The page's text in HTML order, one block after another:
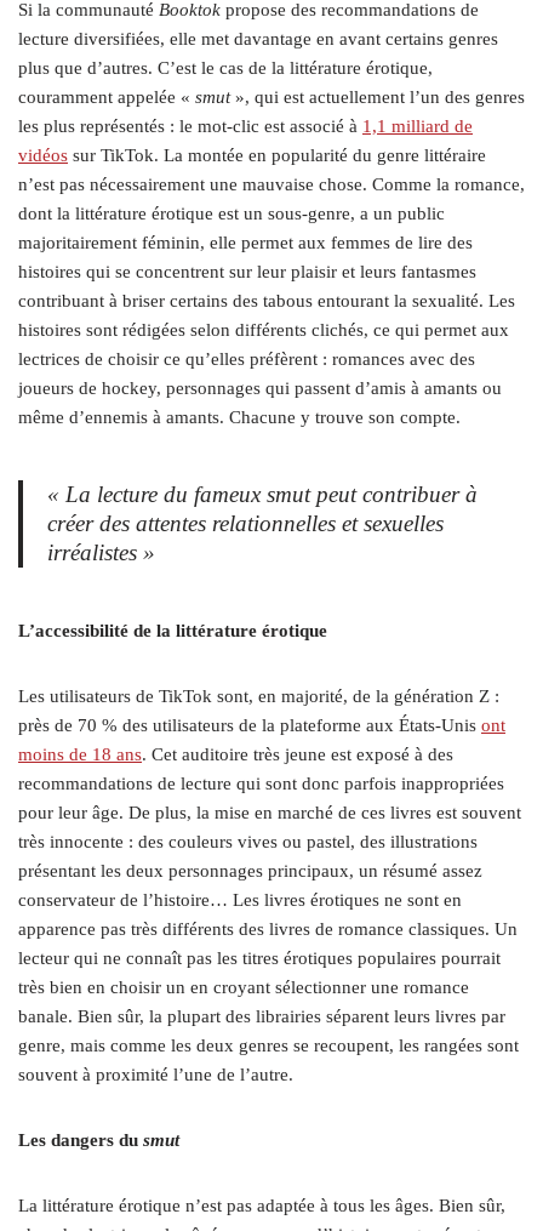
Si la communauté Booktok propose des recommandations de
lecture diversifiées, elle met davantage en avant certains genres
plus que d’autres. C’est le cas de la littérature érotique,
couramment appelée « smut», qui est actuellement l’un des genres
les plus représentés : le mot-clic est associé à 1,1 milliard de
vidéos sur TikTok. La montée en popularité du genre littéraire
n’est pas nécessairement une mauvaise chose. Comme la romance,
dont la littérature érotique est un sous-genre, a un public
majoritairement féminin, elle permet aux femmes de lire des
histoires qui se concentrent sur leur plaisir et leurs fantasmes
contribuant à briser certains des tabous entourant la sexualité. Les
histoires sont rédigées selon différents clichés, ce qui permet aux
lectrices de choisir ce qu’elles préfèrent : romances avec des
joueurs de hockey, personnages qui passent d’amis à amants ou
même d’ennemis à amants. Chacune y trouve son compte.
« La lecture du fameuxsmutpeut contribuer à
créer des attentes relationnelles et sexuelles
irréalistes »
L’accessibilité de la littérature érotique
Les utilisateurs de TikTok sont, en majorité, de la génération Z :
près de 70 % des utilisateurs de la plateforme aux États-Unis ont
moins de 18 ans. Cet auditoire très jeune est exposé à des
recommandations de lecture qui sont donc parfois inappropriées
pour leur âge. De plus, la mise en marché de ces livres est souvent
très innocente : des couleurs vives ou pastel, des illustrations
présentant les deux personnages principaux, un résumé assez
conservateur de l’histoire… Les livres érotiques ne sont en
apparence pas très différents des livres de romance classiques. Un
lecteur qui ne connaît pas les titres érotiques populaires pourrait
très bien en choisir un en croyant sélectionner une romance
banale. Bien sûr, la plupart des librairies séparent leurs livres par
genre, mais comme les deux genres se recoupent, les rangées sont
souvent à proximité l’une de l’autre.
Les dangers du smut
La littérature érotique n’est pas adaptée à tous les âges. Bien sûr,